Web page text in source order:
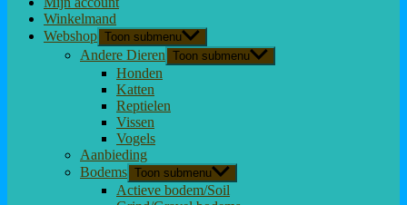
Winkelmand
Webshop Toon submenu
Andere Dieren Toon submenu
Honden
Katten
Reptielen
Vissen
Vogels
Aanbieding
Bodems Toon submenu
Actieve bodem/Soil